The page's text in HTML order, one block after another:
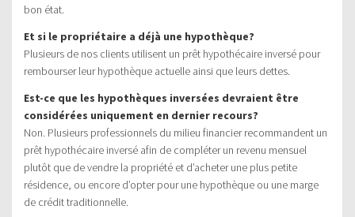
bon état.
Et si le propriétaire a déjà une hypothèque?
Plusieurs de nos clients utilisent un prêt hypothécaire inversé pour
rembourser leur hypothèque actuelle ainsi que leurs dettes.
Est-ce que les hypothèques inversées devraient être
considérées uniquement en dernier recours?
Non. Plusieurs professionnels du milieu financier recommandent un
prêt hypothécaire inversé afin de compléter un revenu mensuel
plutôt que de vendre la propriété et d’acheter une plus petite
résidence, ou encore d’opter pour une hypothèque ou une marge
de crédit traditionnelle.